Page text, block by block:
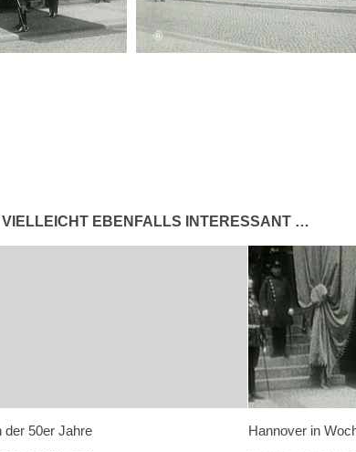
VIELLEICHT EBENFALLS INTERESSANT …
der 50er Jahre Hannover in